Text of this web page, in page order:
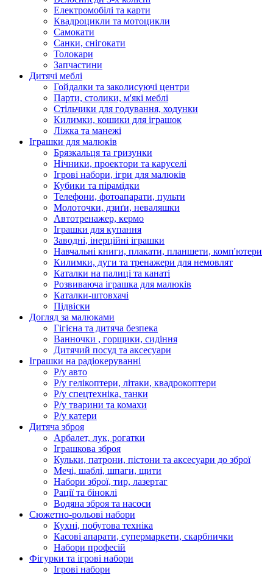
Електромобілі та карти
Квадроцикли та мотоцикли
Самокати
Санки, снігокати
Толокари
Запчастини
Дитячі меблі
Гойдалки та заколисуючі центри
Парти, столики, м'які меблі
Стільчики для годування, ходунки
Килимки, кошики для іграшок
Ліжка та манежі
Іграшки для малюків
Брязкальця та гризунки
Нічники, проектори та каруселі
Ігрові набори, ігри для малюків
Кубики та пірамідки
Телефони, фотоапарати, пульти
Молоточки, дзиґи, неваляшки
Автотренажер, кермо
Іграшки для купання
Заводні, інерційні іграшки
Навчальні книги, плакати, планшети, комп'ютери
Килимки, дуги та тренажери для немовлят
Каталки на палиці та канаті
Розвиваюча іграшка для малюків
Каталки-штовхачі
Підвіски
Догляд за малюками
Гігієна та дитяча безпека
Ванночки , горщики, сидіння
Дитячий посуд та аксесуари
Іграшки на радіокеруванні
Р/у авто
Р/у гелікоптери, літаки, квадрокоптери
Р/у спецтехніка, танки
Р/у тварини та комахи
Р/у катери
Дитяча зброя
Арбалет, лук, рогатки
Іграшкова зброя
Кульки, патрони, пістони та аксесуари до зброї
Мечі, шаблі, шпаги, щити
Набори зброї, тир, лазертаг
Рації та біноклі
Водяна зброя та насоси
Сюжетно-рольові набори
Кухні, побутова техніка
Касові апарати, супермаркети, скарбнички
Набори професій
Фігурки та ігрові набори
Ігрові набори